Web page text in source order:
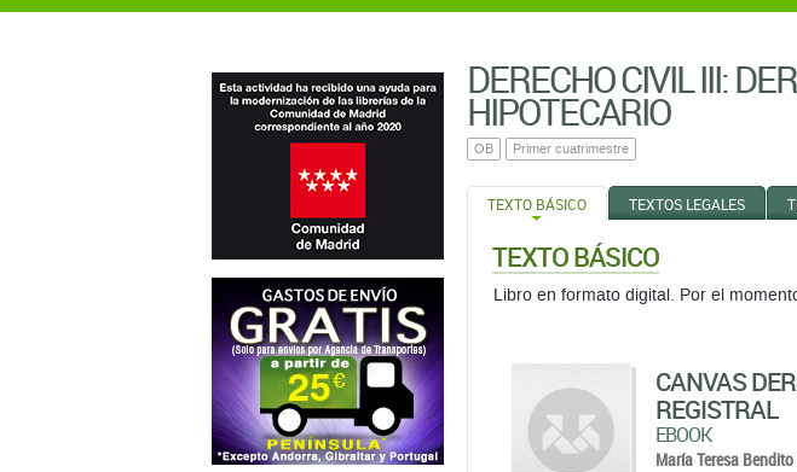
DERECHO CIVIL III:
HIPOTECARIO
OB Primer cuatrimestre
TEXTO BÁSICO TEXTOS LEGALES
TEXTO BÁSICO
Libro en formato digital. Por el
CANVAS
REGISTRAL
EBOOK
María Teresa